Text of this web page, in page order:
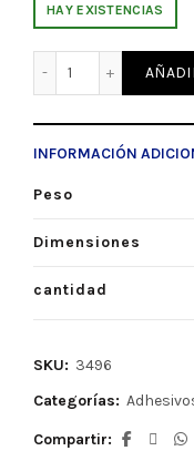
HAY EXISTENCIAS
Adhesivo
INFORMACIÓN
Peso
Dimensiones
cantidad
SKU: 3496
Categorías:
Compartir